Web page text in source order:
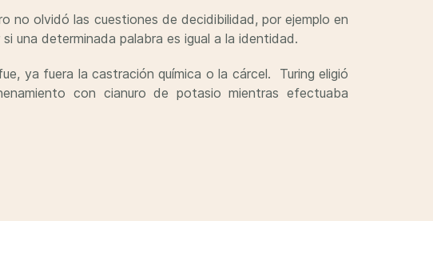
no olvidó las cuestiones de decidibilidad, por ejemplo en
una determinada palabra es igual a la identidad.
ya fuera la castración química o la cárcel. Turing eligió
con cianuro de potasio mientras efectuaba